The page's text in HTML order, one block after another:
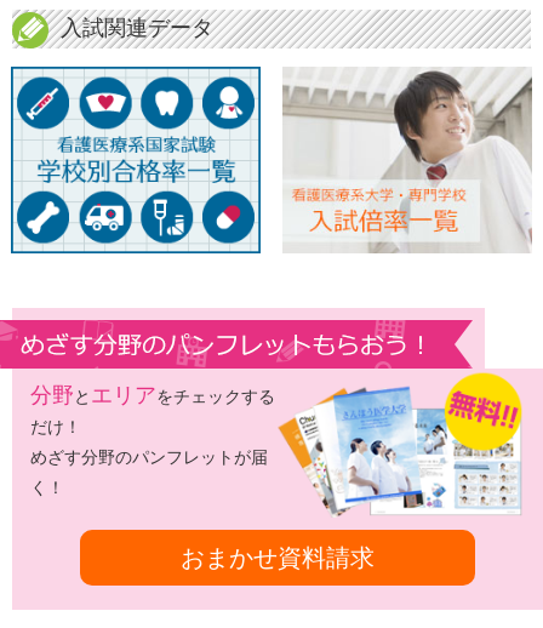
入試関連データ
分野と エリアをチェックする
だけ！
めざす分野のパンフレットが届
く！
おまかせ資料請求